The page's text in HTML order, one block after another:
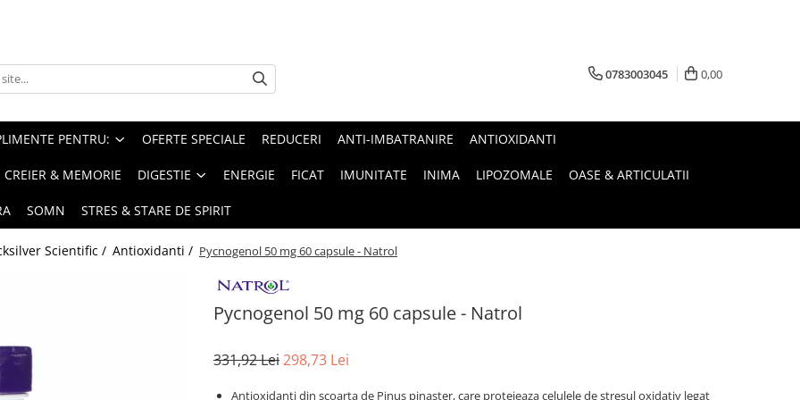
0783003045 0,00
PENTRU: OFERTE SPECIALE REDUCERI ANTI-IMBATRANIRE ANTIOXIDANTI
CREIER & MEMORIE DIGESTIE ENERGIE FICAT IMUNITATE INIMA LIPOZOMALE OASE & ARTICULATII
SOMN STRES & STARE DE SPIRIT
Scientific / Antioxidanti / Pycnogenol 50 mg 60 capsule - Natrol
Pycnogenol 50 mg 60 capsule - Natrol
331,92 Lei298,73 Lei
Antioxidanti din scoarta de Pinus pinaster, care protejeaza celulele de stresul oxidativ legat